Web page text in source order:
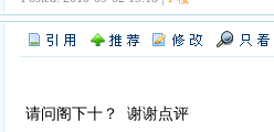
请问阁下十？ 谢谢点评